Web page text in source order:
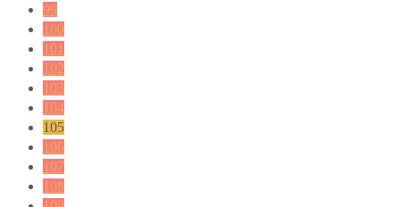
99
100
101
102
103
104
105
106
107
108